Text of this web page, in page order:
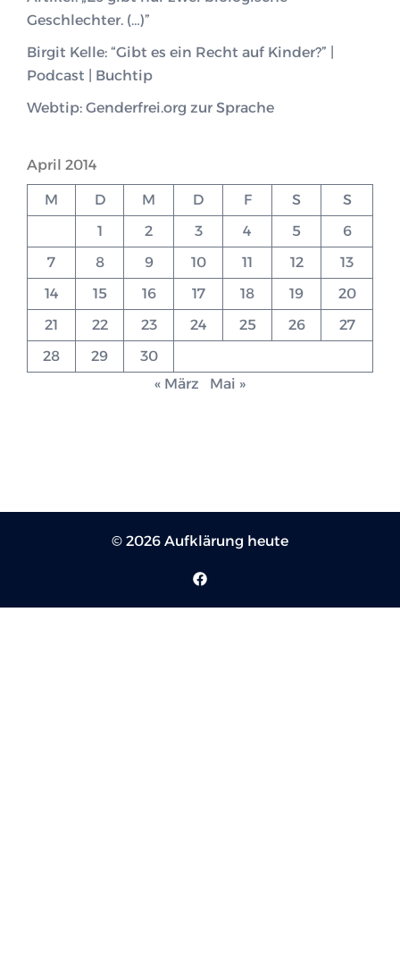
Geschlechter. (…)”
Birgit Kelle: “Gibt es ein Recht auf Kinder?” |
Podcast | Buchtip
Webtip: Genderfrei.org zur Sprache
April 2014
M D M D F S
S
1
2 3 4 5
6
7
8 9 10 11 12
13
14
15 16 17 18 19
20
21
22 23 24 25 26
27
28
29
30
« März
Mai »
© 2026 Aufklärung heute